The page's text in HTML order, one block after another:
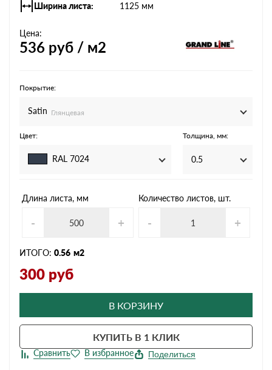
Ширина листа
1125 мм
Цена:
536 руб / м2
Покрытие:
Satin Глянцевая
Цвет:
RAL 7024
Толщина, мм:
0.5
Длина листа, мм
- +
Количество листов, шт.
- +
ИТОГО: 0.56 м2
300 руб
В КОРЗИНУ
КУПИТЬ В 1 КЛИК
Поделиться